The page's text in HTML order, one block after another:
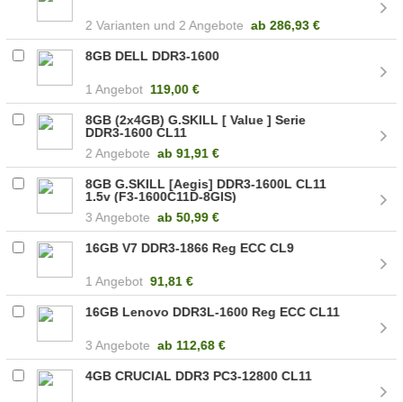
2 2 Angebote ab 286,93 €
8GB DELL DDR3-1600
1 Angebot 119,00 €
8GB (2x4GB) G.SKILL [ Value ] Serie
DDR3-1600 CL11
2 Angebote ab 91,91 €
8GB G.SKILL [Aegis] DDR3-1600L CL11
1.5v (F3-1600C11D-8GIS)
3 Angebote ab 50,99 €
16GB V7 DDR3-1866 Reg ECC CL9
1 Angebot 91,81 €
16GB Lenovo DDR3L-1600 Reg ECC CL11
3 Angebote ab 112,68 €
4GB CRUCIAL DDR3 PC3-12800 CL11